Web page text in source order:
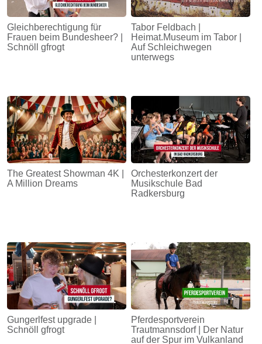
Gleichberechtigung für
Frauen beim Bundesheer? |
Schnöll gfrogt
Tabor Feldbach |
Heimat.Museum im Tabor |
Auf Schleichwegen
unterwegs
The Greatest Showman 4K |
A Million Dreams
Orchesterkonzert der
Musikschule Bad
Radkersburg
Gungerlfest upgrade |
Schnöll gfrogt
Pferdesportverein
Trautmannsdorf | Der Natur
auf der Spur im Vulkanland